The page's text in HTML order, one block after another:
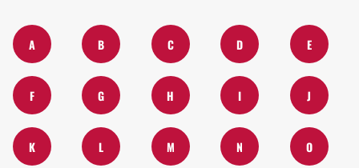
A B C D E
F G H I J
K L M N O